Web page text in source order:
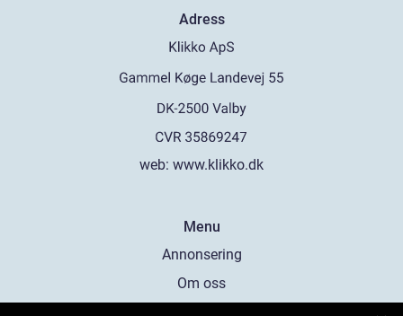
Adress
web: www.klikko.dk
Menu
Annonsering
Om oss